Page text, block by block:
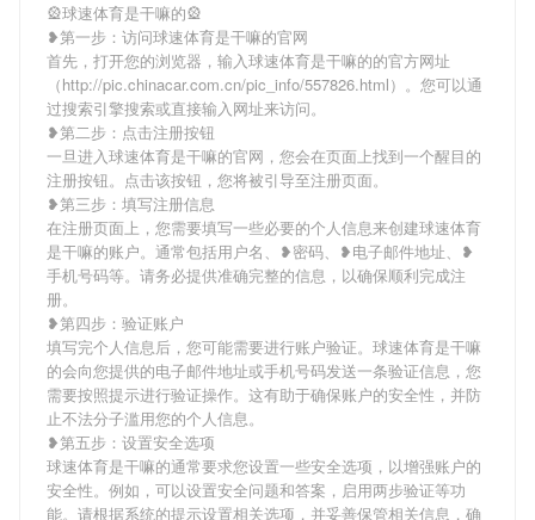
🎡球速体育是干嘛的🎡
❥第一步：访问球速体育是干嘛的官网
首先，打开您的浏览器，输入球速体育是干嘛的的官方网址
（http://pic.chinacar.com.cn/pic_info/557826.html）。您可以通
过搜索引擎搜索或直接输入网址来访问。
❥第二步：点击注册按钮
一旦进入球速体育是干嘛的官网，您会在页面上找到一个醒目的
注册按钮。点击该按钮，您将被引导至注册页面。
❥第三步：填写注册信息
在注册页面上，您需要填写一些必要的个人信息来创建球速体育
是干嘛的账户。通常包括用户名、❥密码、❥电子邮件地址、❥
手机号码等。请务必提供准确完整的信息，以确保顺利完成注
册。
❥第四步：验证账户
填写完个人信息后，您可能需要进行账户验证。球速体育是干嘛
的会向您提供的电子邮件地址或手机号码发送一条验证信息，您
需要按照提示进行验证操作。这有助于确保账户的安全性，并防
止不法分子滥用您的个人信息。
❥第五步：设置安全选项
球速体育是干嘛的通常要求您设置一些安全选项，以增强账户的
安全性。例如，可以设置安全问题和答案，启用两步验证等功
能。请根据系统的提示设置相关选项，并妥善保管相关信息，确